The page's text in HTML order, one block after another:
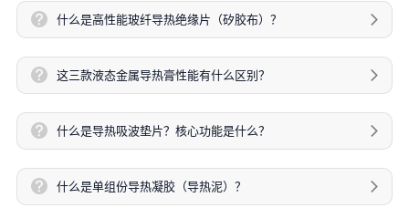
什么是高性能玻纤导热绝缘片（矽胶布）？
这三款液态金属导热膏性能有什么区别？
什么是导热吸波垫片？核心功能是什么？
什么是单组份导热凝胶（导热泥）？